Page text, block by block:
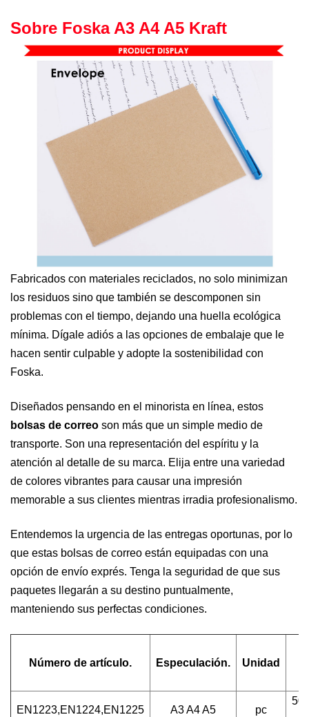
Sobre Foska A3 A4 A5 Kraft
Fabricados con materiales reciclados, no solo minimizan
los residuos sino que también se descomponen sin
problemas con el tiempo, dejando una huella ecológica
mínima. Dígale adiós a las opciones de embalaje que le
hacen sentir culpable y adopte la sostenibilidad con
Foska.
Diseñados pensando en el minorista en línea, estos
bolsas de correo son más que un simple medio de
transporte. Son una representación del espíritu y la
atención al detalle de su marca. Elija entre una variedad
de colores vibrantes para causar una impresión
memorable a sus clientes mientras irradia profesionalismo.
Entendemos la urgencia de las entregas oportunas, por lo
que estas bolsas de correo están equipadas con una
opción de envío exprés. Tenga la seguridad de que sus
paquetes llegarán a su destino puntualmente,
manteniendo sus perfectas condiciones.
Número de artículo. Especulación. Unidad
EN1223,EN1224,EN1225 A3 A4 A5 pc